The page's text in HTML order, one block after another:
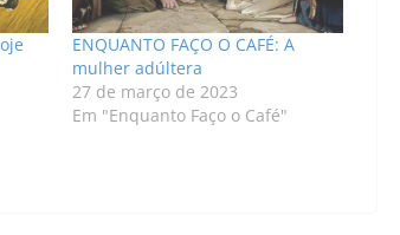
ENQUANTO FAÇO O CAFÉ: A
mulher adúltera
27 de março de 2023
Em "Enquanto Faço o Café"